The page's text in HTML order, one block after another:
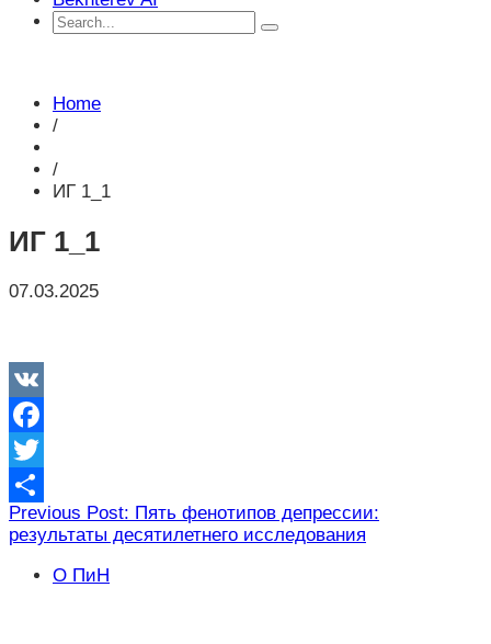
Home
/
/
ИГ 1_1
ИГ 1_1
07.03.2025
VK
Facebook
Twitter
Отправить
Навигация
по
записям
Previous Post: Пять фенотипов депрессии:
результаты десятилетнего исследования
О ПиН